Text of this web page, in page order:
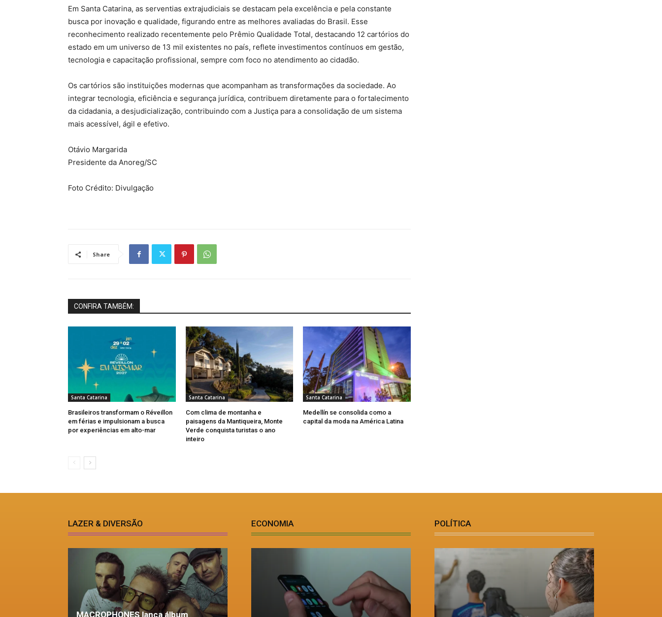
Em Santa Catarina, as serventias extrajudiciais se destacam pela excelência e pela constante
busca por inovação e qualidade, figurando entre as melhores avaliadas do Brasil. Esse
reconhecimento realizado recentemente pelo Prêmio Qualidade Total, destacando 12 cartórios do
estado em um universo de 13 mil existentes no país, reflete investimentos contínuos em gestão,
tecnologia e capacitação profissional, sempre com foco no atendimento ao cidadão.
Os cartórios são instituições modernas que acompanham as transformações da sociedade. Ao
integrar tecnologia, eficiência e segurança jurídica, contribuem diretamente para o fortalecimento
da cidadania, a desjudicialização, contribuindo com a Justiça para a consolidação de um sistema
mais acessível, ágil e efetivo.
Otávio Margarida
Presidente da Anoreg/SC
Foto Crédito: Divulgação
Share
CONFIRA TAMBÉM:
Santa Catarina
Brasileiros transformam o Réveillon
em férias e impulsionam a busca
por experiências em alto-mar
Santa Catarina
Com clima de montanha e
paisagens da Mantiqueira, Monte
Verde conquista turistas o ano
inteiro
Santa Catarina
Medellín se consolida como a
capital da moda na América Latina
LAZER & DIVERSÃO
MACROPHONES lança álbum
ECONOMIA POLÍTICA